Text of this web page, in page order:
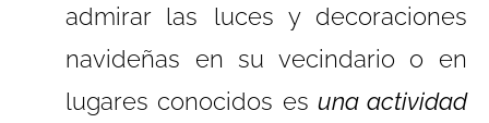
admirar las luces y decoraciones
navideñas en su vecindario o en
lugares conocidos es una actividad